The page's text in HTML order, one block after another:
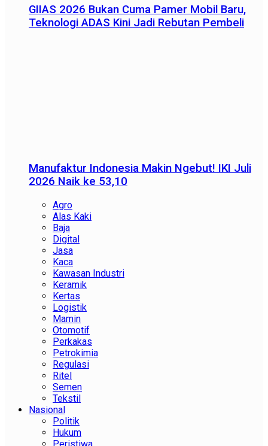
GIIAS 2026 Bukan Cuma Pamer Mobil Baru,
Teknologi ADAS Kini Jadi Rebutan Pembeli
Manufaktur Indonesia Makin Ngebut! IKI Juli
2026 Naik ke 53,10
Agro
Alas Kaki
Baja
Digital
Jasa
Kaca
Kawasan Industri
Keramik
Kertas
Logistik
Mamin
Otomotif
Perkakas
Petrokimia
Regulasi
Ritel
Semen
Tekstil
Nasional
Politik
Hukum